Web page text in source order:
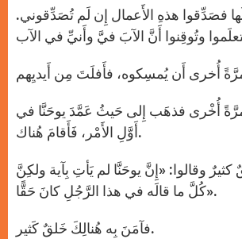
فصَدِّقوا هذهِ الأَعمال إِن لَم تُصَدِّقوني.
مرَّةً أُخْرى فذهَب إِلى حَيثُ عَمَّدَ يوحَنَّا في
أَوَّلِ الأَمْر، فَأَقامَ هُناك.
كثيرٌ وقالوا: «إِنَّ يوحَنَّا لم يَأتِ بِآية ولكِنَّ
كُلَّ ما قالَه في هذا الرَّجُلِ كانَ حَقًّا».
فآمَنَ بِه هُنالِكَ خَلقٌ كَثير.